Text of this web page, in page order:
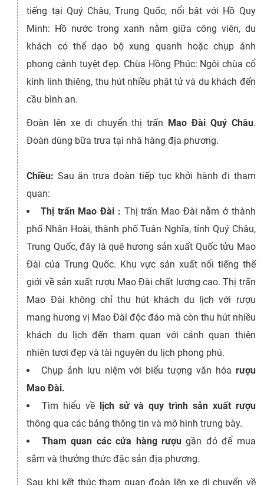
tiếng tại Quý Châu, Trung Quốc, nổi bật với Hồ Quy
Minh: Hồ nước trong xanh nằm giữa công viên, du
khách có thể dạo bộ xung quanh hoặc chụp ảnh
phong cảnh tuyệt đẹp. Chùa Hồng Phúc: Ngôi chùa cổ
kính linh thiêng, thu hút nhiều phật tử và du khách đến
cầu bình an.
Đoàn lên xe di chuyển thị trấn Mao Đài Quý Châu.
Đoàn dùng bữa trưa tại nhà hàng địa phương.
Chiều: Sau ăn trưa đoàn tiếp tục khởi hành đi tham
quan:
Thị trấn Mao Đài : Thị trấn Mao Đài nằm ở thành
phố Nhân Hoài, thành phố Tuân Nghĩa, tỉnh Quý Châu,
Trung Quốc, đây là quê hương sản xuất Quốc tửu Mao
Đài của Trung Quốc. Khu vực sản xuất nổi tiếng thế
giới về sản xuất rượu Mao Đài chất lượng cao. Thị trấn
Mao Đài không chỉ thu hút khách du lịch với rượu
mang hương vị Mao Đài độc đáo mà còn thu hút nhiều
khách du lịch đến tham quan với cảnh quan thiên
nhiên tươi đẹp và tài nguyên du lịch phong phú.
Chụp ảnh lưu niệm với biểu tượng văn hóa rượu
Mao Đài.
Tìm hiểu vềlịch sử và quy trình sản xuất rượu
thông qua các bảng thông tin và mô hình trưng bày.
Tham quan các cửa hàng rượugần đó để mua
sắm và thưởng thức đặc sản địa phương.
Sau khi kết thúc tham quan đoàn lên xe di chuyển về